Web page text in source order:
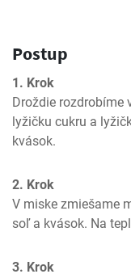
Postup
1. Krok
Droždie rozdrobíme
lyžičku cukru a
kvások.
2. Krok
V miske zmiešame
soľ a kvások. Na
3. Krok